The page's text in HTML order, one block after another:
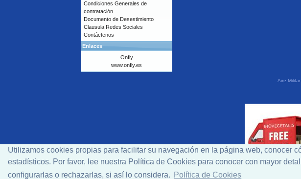
Utilizamos cookies propias para facilitar su navegación en la página web, conocer
estadísticos. Por favor, lee nuestra Política de Cookies para conocer con mayor
configurarlas o rechazarlas, si así lo considera.
Política de Cookies
Condiciones Generales de
contratación
Documento de Desestimiento
Clausula Redes Sociales
Contáctenos
Enlaces
Onfly
www.onfly.es
Aire